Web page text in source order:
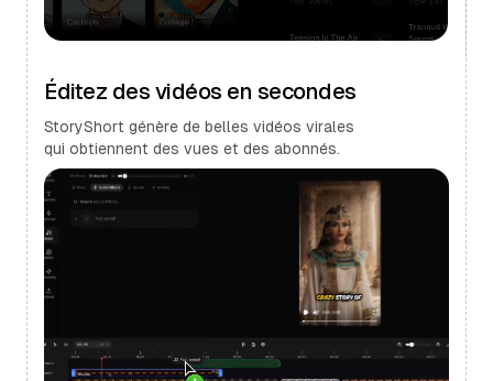
Éditez des vidéos en secondes
StoryShort génère de belles vidéos virales
qui obtiennent des vues et des abonnés.